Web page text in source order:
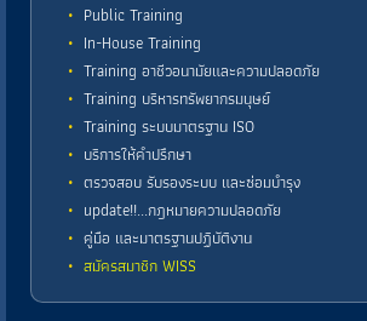
Public Training
In-House Training
Training อาชีวอนามัยและความปลอดภัย
Training บริหารทรัพยากรมนุษย์
Training ระบบมาตรฐาน ISO
บริการให้คำปรึกษา
ตรวจสอบ รับรองระบบ และซ่อมบำรุง
update!!...กฎหมายความปลอดภัย
คู่มือ และมาตรฐานปฏิบัติงาน
สมัครสมาชิก WISS